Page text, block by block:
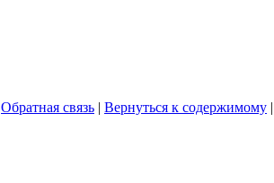
Обратная связь | Вернуться к содержимому |